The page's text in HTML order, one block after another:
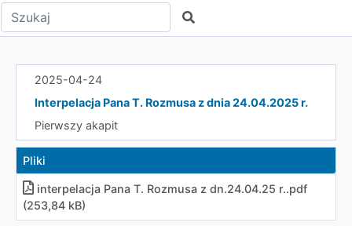
Wpisz tekst do wyszukania Szukaj
2025-04-24
Interpelacja Pana T. Rozmusa z dnia 24.04.2025 r.
Pierwszy akapit
Pliki
interpelacja Pana T. Rozmusa z dn.24.04.25 r..pdf
(253,84 kB)